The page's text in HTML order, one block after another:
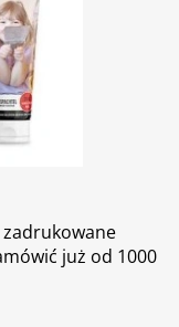
zadrukowane
już od 1000